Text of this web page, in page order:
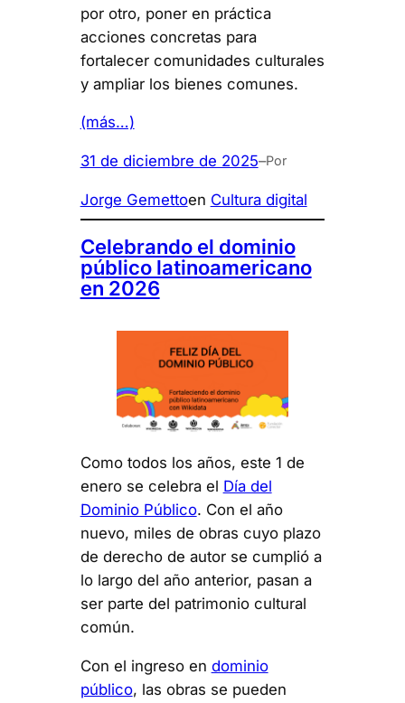
por otro, poner en práctica
acciones concretas para
fortalecer comunidades culturales
y ampliar los bienes comunes.
(más…)
31 de diciembre de 2025–Por
Jorge Gemettoen Cultura digital
Celebrando el dominio
público latinoamericano
en 2026
Como todos los años, este 1 de
enero se celebra el Día del
Dominio Público. Con el año
nuevo, miles de obras cuyo plazo
de derecho de autor se cumplió a
lo largo del año anterior, pasan a
ser parte del patrimonio cultural
común.
Con el ingreso en dominio
público, las obras se pueden